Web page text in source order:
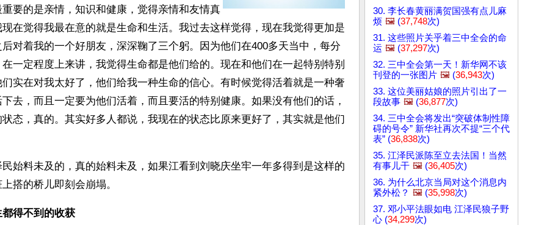
要的是亲情，知识和健康，觉得亲情和友情真
在觉得我最在意的就是生命和生活。我过去这样觉得，现在我觉得更加是
对着我的一个好朋友，深深鞠了三个躬。因为他们在400多天当中，每分
一定程度上来讲，我觉得生命都是他们给的。现在和他们在一起特别特别
实在对我太好了，他们给我一种生命的信心。有时候觉得活着就是一种奢
去，而且一定要为他们活着，而且要活的特别健康。如果没有他们的话，
态，真的。其实好多人都说，我现在的状态比原来更好了，其实就是他们
始料未及的，真的始料未及，如果江看到刘晓庆坐牢一年多得到是这样的
搭的桥儿即刻会崩塌。
得不到的收获
30. 李长春黄丽满贺国强有点儿麻
烦 🖼️ (37,748次)
31. 这些照片关乎着三中全会的命
运 🖼️ (37,297次)
32. 三中全会第一天！新华网不该
刊登的一张图片 🖼️ (36,943次)
33. 这位美丽姑娘的照片引出了一
段故事 🖼️ (36,877次)
34. 三中全会将发出“突破体制性障
碍的号令” 新华社再次不提“三个代
表” (36,838次)
35. 江泽民派陈至立去法国！当然
有事儿干 🖼️ (36,405次)
36. 为什么北京当局对这个消息内
紧外松？ 🖼️ (35,998次)
37. 邓小平法眼如电 江泽民狼子野
心 (34,299次)